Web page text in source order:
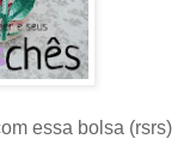
essa bolsa (rsrs)